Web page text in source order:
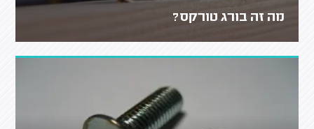
מה זה בורג טורקס?